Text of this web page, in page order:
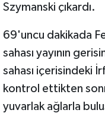
Szymanski çıkardı.
69'uncu dakikada
sahası yayının
sahası içerisindeki
kontrol ettikten
yuvarlak ağlarla